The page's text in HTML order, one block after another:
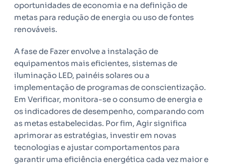
oportunidades de economia e na definição de
metas para redução de energia ou uso de fontes
renováveis.
A fase de Fazer envolve a instalação de
equipamentos mais eficientes, sistemas de
iluminação LED, painéis solares ou a
implementação de programas de conscientização.
Em Verificar, monitora-se o consumo de energia e
os indicadores de desempenho, comparando com
as metas estabelecidas. Por fim, Agir significa
aprimorar as estratégias, investir em novas
tecnologias e ajustar comportamentos para
garantir uma eficiência energética cada vez maior e